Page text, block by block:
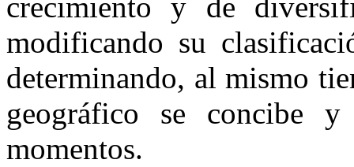
crecimiento y de
modificando su
determinando, al mismo
geográfico se concibe
momentos.